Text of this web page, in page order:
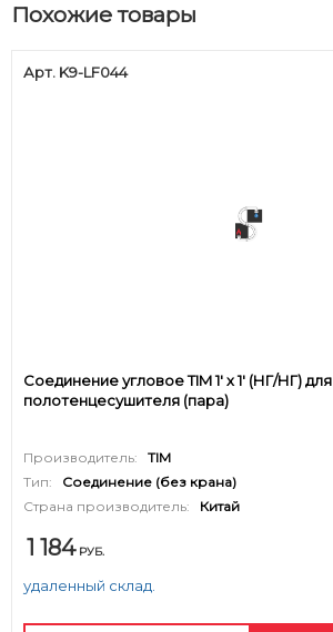
Похожие товары
Арт. K9-LF044
Соединение угловое TIM 1' х 1' (НГ/НГ) для
полотенцесушителя (пара)
Производитель:
TIM
Тип:
Соединение (без крана)
Страна производитель:
Китай
1 184 РУБ.
удаленный склад.